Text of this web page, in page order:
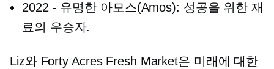
2022 - 유명한 아모스(Amos): 성공을 위한 재
료의 우승자.
Liz와 Forty Acres Fresh Market은 미래에 대한